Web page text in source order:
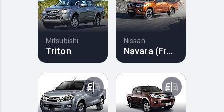
Mitsubishi
Triton
Nissan
Navara (Frontier)